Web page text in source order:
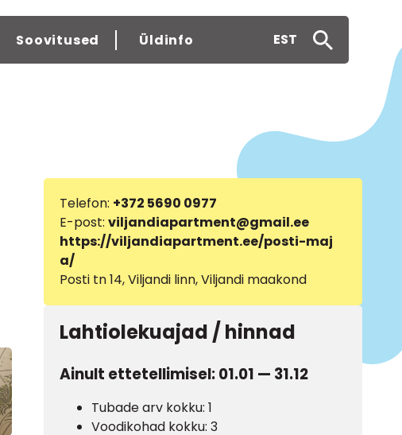
Soovitused Üldinfo EST
Telefon: +372 5690 0977
E-post: viljandiapartment@gmail.ee
https://viljandiapartment.ee/posti-maj
a/
Posti tn 14, Viljandi linn, Viljandi maakond
Lahtiolekuajad / hinnad
Ainult ettetellimisel: 01.01 — 31.12
Tubade arv kokku: 1
Voodikohad kokku: 3